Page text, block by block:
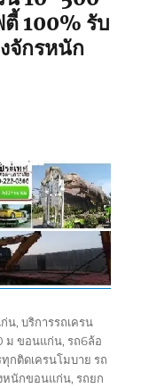
100% รับ
จักรหนัก
น,บริการรถเครน
ม ขอนแก่น,รถ6ล้อ
ทุกติดเครนโมบาย รถ
หนักขอนแก่น,รถยก